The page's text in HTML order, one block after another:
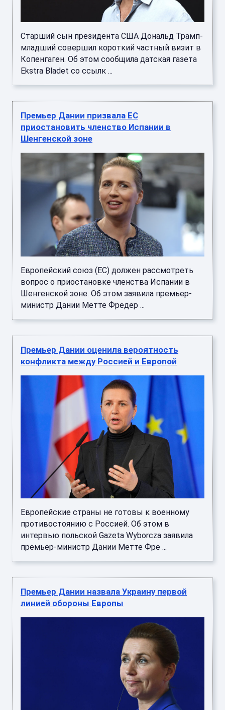
Старший сын президента США Дональд Трамп-
младший совершил короткий частный визит в
Копенгаген. Об этом сообщила датская газета
Ekstra Bladet со ссылк ...
Премьер Дании призвала ЕС
приостановить членство Испании в
Шенгенской зоне
Европейский союз (ЕС) должен рассмотреть
вопрос о приостановке членства Испании в
Шенгенской зоне. Об этом заявила премьер-
министр Дании Метте Фредер ...
Премьер Дании оценила вероятность
конфликта между Россией и Европой
Европейские страны не готовы к военному
противостоянию с Россией. Об этом в
интервью польской Gazeta Wyborcza заявила
премьер-министр Дании Метте Фре ...
Премьер Дании назвала Украину первой
линией обороны Европы